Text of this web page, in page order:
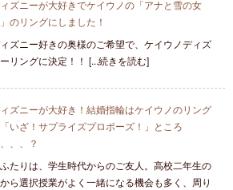
ズニーが大好きでケイウノの「アナと雪の女
のリングにしました！
ズニー好きの奥様のご希望で、ケイウノディズ
リングに決定！！ [...続きを読む]
ズニーが大好き！結婚指輪はケイウノのリング
いざ！サプライズプロポーズ！」ところ
、、？
たりは、学生時代からのご友人。高校二年生の
ら選択授業がよく一緒になる機会も多く、周り